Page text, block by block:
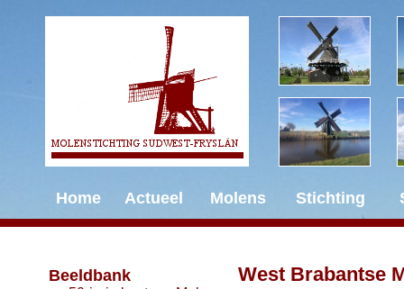
Home Actueel Molens Stichting
Beeldbank West Brabantse